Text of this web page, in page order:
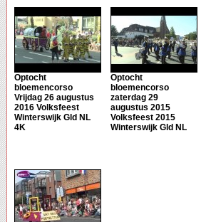
Optocht
bloemencorso
Vrijdag 26 augustus
2016 Volksfeest
Winterswijk Gld NL
4K
Optocht
bloemencorso
zaterdag 29
augustus 2015
Volksfeest 2015
Winterswijk Gld NL